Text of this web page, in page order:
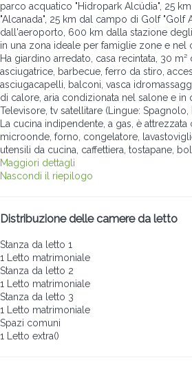
parco acquatico "Hidropark Alcúdia", 25
"Alcanada", 25 km dal campo di Golf "Golf
dall'aeroporto, 600 km dalla stazione
in una zona ideale per famiglie zone e nel
Ha giardino arredato, casa recintata, 30
asciugatrice, barbecue, ferro da stiro,
asciugacapelli, balconi, vasca
di calore, aria condizionata nel salone e in
Televisore, tv satellitare (Lingue: Spagnolo,
La cucina indipendente, a gas, è
microonde, forno, congelatore,
utensili da cucina, caffettiera, tostapane,
Maggiori dettagli
Nascondi il riepilogo
Distribuzione delle camere da letto
Stanza da letto 1
1 Letto matrimoniale
Stanza da letto 2
1 Letto matrimoniale
Stanza da letto 3
1 Letto matrimoniale
Spazi comuni
1 Letto extra()